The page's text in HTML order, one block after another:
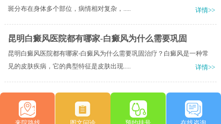
斑分布在身体多个部位，病情相对复杂，.....
详情>>
昆明白癜风医院都有哪家-白癜风为什么需要巩固
昆明白癜风医院都有哪家-白癜风为什么需要巩固治疗？白癜风是一种常
见的皮肤疾病，它的典型特征是皮肤出现.....
详情>>